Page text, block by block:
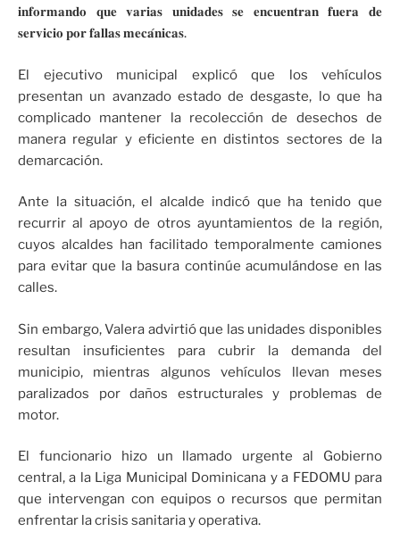
𝐢𝐧𝐟𝐨𝐫𝐦𝐚𝐧𝐝𝐨 𝐪𝐮𝐞 𝐯𝐚𝐫𝐢𝐚𝐬 𝐮𝐧𝐢𝐝𝐚𝐝𝐞𝐬 𝐬𝐞 𝐞𝐧𝐜𝐮𝐞𝐧𝐭𝐫𝐚𝐧 𝐟𝐮𝐞𝐫𝐚 𝐝𝐞
𝐬𝐞𝐫𝐯𝐢𝐜𝐢𝐨 𝐩𝐨𝐫 𝐟𝐚𝐥𝐥𝐚𝐬 𝐦𝐞𝐜𝐚́𝐧𝐢𝐜𝐚𝐬.
El ejecutivo municipal explicó que los vehículos
presentan un avanzado estado de desgaste, lo que ha
complicado mantener la recolección de desechos de
manera regular y eficiente en distintos sectores de la
demarcación.
Ante la situación, el alcalde indicó que ha tenido que
recurrir al apoyo de otros ayuntamientos de la región,
cuyos alcaldes han facilitado temporalmente camiones
para evitar que la basura continúe acumulándose en las
calles.
Sin embargo, Valera advirtió que las unidades disponibles
resultan insuficientes para cubrir la demanda del
municipio, mientras algunos vehículos llevan meses
paralizados por daños estructurales y problemas de
motor.
El funcionario hizo un llamado urgente al Gobierno
central, a la Liga Municipal Dominicana y a FEDOMU para
que intervengan con equipos o recursos que permitan
enfrentar la crisis sanitaria y operativa.